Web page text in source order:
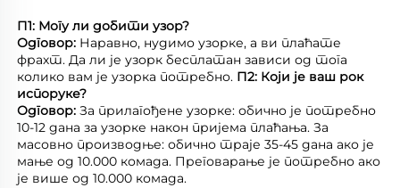
П1: Могу ли добити узор?
Одговор: Наравно, нудимо узорке, а ви плаћате
фрахт. Да ли је узорк бесплатан зависи од тога
колико вам је узорка потребно. П2: Који је ваш рок
испоруке?
Одговор: За прилагођене узорке: обично је потребно
10-12 дана за узорке након пријема плаћања. За
масовно производње: обично траје 35-45 дана ако је
мање од 10.000 комада. Преговарање је потребно ако
је више од 10.000 комада.